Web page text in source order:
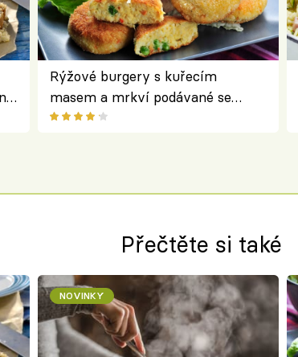
Rýžové burgery s kuřecím
masem a mrkví podávané se
salátem – lehká a chutná večeře
Přečtěte si také
NOVINKY